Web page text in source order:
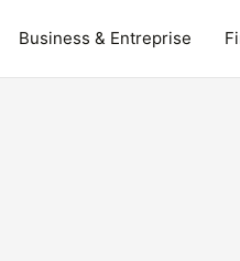
Business & Entreprise